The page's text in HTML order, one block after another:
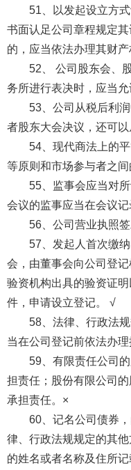
51、以发起设立方
书面认足公司章程规定
的，应当依法办理其财
52、 公司股东会、
务所进行表决时，应当
53、公司从税后利
者股东大会决议，还可
54、现代商法上的
等原则和市场参与者之
55、监事会应当对
会议的监事应当在会议
56、公司营业执照
57、发起人首次缴
会，由董事会向公司登
验资机构出具的验资证
件，申请设立登记。 √
58、法律、行政法
当在公司登记前依法办
59、有限责任公司
担责任；股份有限公司
承担责任。×
60、记名公司债券
律、行政法规规定的其
的姓名或者名称及住所